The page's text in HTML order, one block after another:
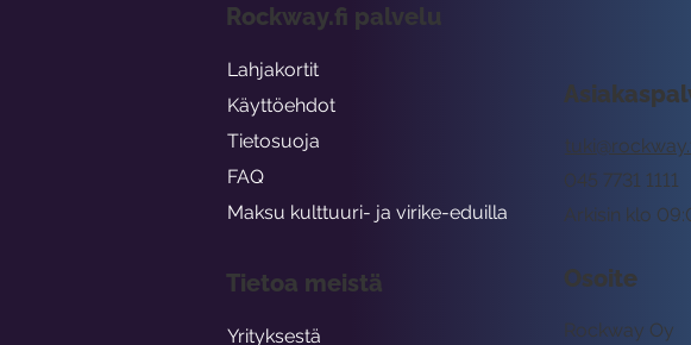
Arkisin klo
045 7731 1111
Osoite
Rockway Oy
Rockway.fi palvelu
Lahjakortit
Käyttöehdot
Tietosuoja
FAQ
Maksu kulttuuri- ja virike-eduilla
Tietoa meistä
Yrityksestä